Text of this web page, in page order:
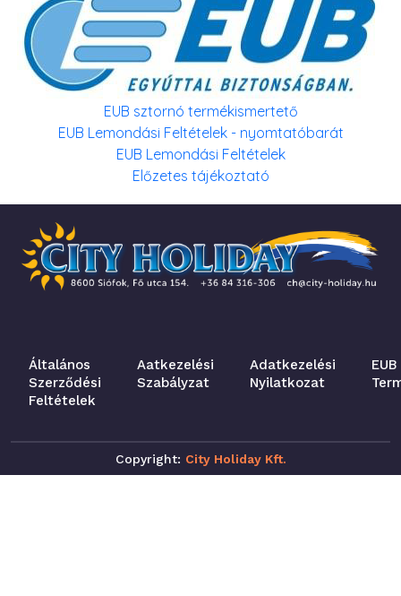
EUB sztornó termékismertető
EUB Lemondási Feltételek - nyomtatóbarát
EUB Lemondási Feltételek
Előzetes tájékoztató
Általános
Szerződési
Feltételek
Aatkezelési
Szabályzat
Adatkezelési
Nyilatkozat
Copyright: City Holiday Kft.